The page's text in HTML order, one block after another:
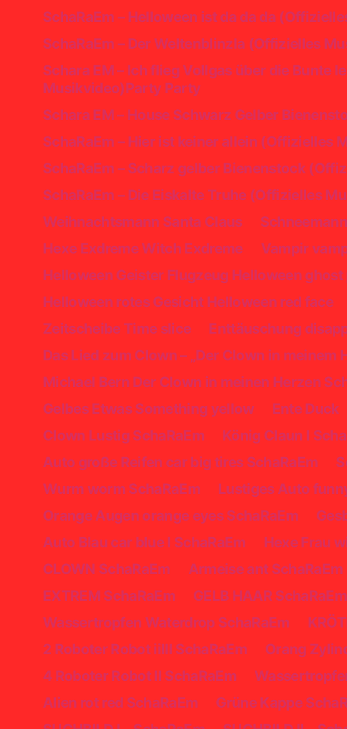
SchaRaEm – Helloween ist da da da
SchaRaEm – Der Weltenblinzla (Offizielles
Schara EM – Ich flieg Vollgas über die
Musikvideo)Party Party
Schara EM – House Schwarz Gelber
SchaRaEm – Hier ist keiner allein (Offizielles
SchaRaEm – Scharz gelber Bienenstock
SchaRaEm – Die Eiskalte Truhe (Offizielles
Weihnachtsmann Santa Claus
Hexe Exdreme Witch Exdreme
Vampir
Helloween Geister Flugzeug Helloween ghost
Helloween rotes Gesicht Helloween red face
Zeitscheibe Time slice
Enttäuschung
Das Lied zum Clown – „Der Clown in
Michael Bern Der Clown in meinen Herzen
Gelbes Etwas Something yellow
Ente Duck
Clown Lustig SchaRaEm
König Claun I
Auto große Reifen car big tires SchaRaEm
Wurm worm SchaRaEm
Lustiges Auto
Orange Augen orange eyes SchaRaEm
Auto Blau car blue I SchaRaEm
Hexe Frau
CLOWN SchaRaEm
Armeise ant SchaRaEm
EXTREM SchaRaEm
GELB HAAR SchaRaEm
Wassertropfen Waterdrop SchaRaEm
2 Roboter Robot iiIII SchaRaEm
Orang
4 Roboter Robot II SchaRaEm
Alien rot red SchaRaEm
Grüne Kappe